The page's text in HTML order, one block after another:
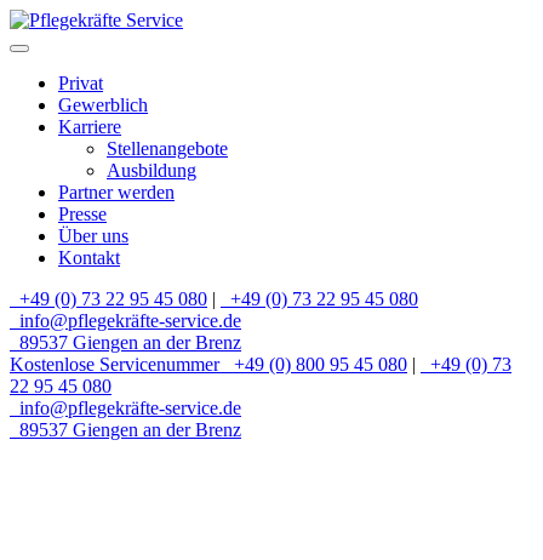
Privat
Gewerblich
Karriere
Stellenangebote
Ausbildung
Partner werden
Presse
Über uns
Kontakt
+49 (0) 73 22 95 45 080 |
+49 (0) 73 22 95 45 080
info@pflegekräfte-service.de
89537 Giengen an der Brenz
Kostenlose Servicenummer
+49 (0) 800 95 45 080 |
+49 (0) 73
22 95 45 080
info@pflegekräfte-service.de
89537 Giengen an der Brenz